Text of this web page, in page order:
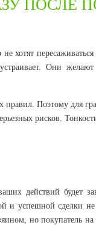
ПОСЛЕ
хотят
Они
правил. Поэтому для
рисков.
действий будет
и успешной сделки
но покупатель